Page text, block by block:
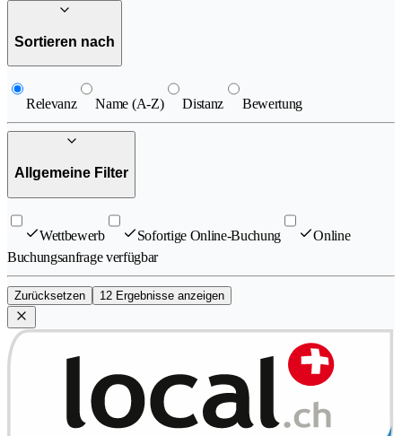
Sortieren nach
Relevanz Name (A-Z) Distanz Bewertung
Allgemeine Filter
Wettbewerb Sofortige Online-Buchung
Online
Buchungsanfrage verfügbar
Zurücksetzen 12 Ergebnisse anzeigen